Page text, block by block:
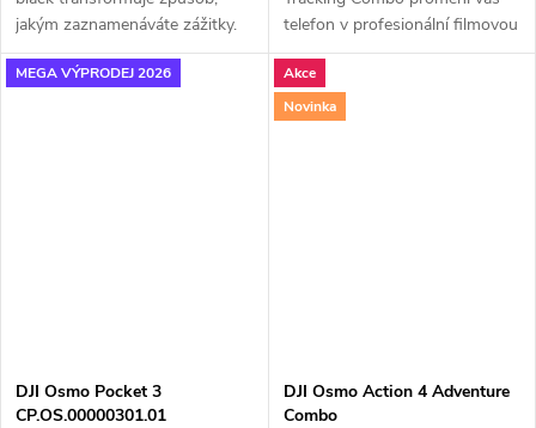
jakým zaznamenáváte zážitky.
Zapomeňte...
telefon v profesionální filmovou
kameru....
MEGA VÝPRODEJ 2026
DJI Osmo Pocket 3
CP.OS.00000301.01
Akce
Novinka
DJI Osmo Action 4 Adventure
Combo